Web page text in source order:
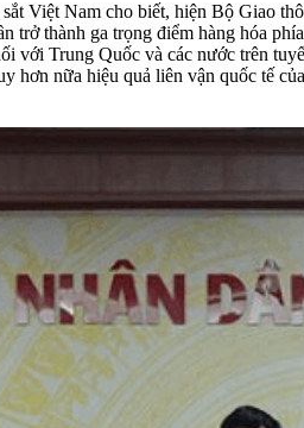
Việt Nam cho biết, hiện Bộ Giao
trở thành ga trọng điểm hàng hóa
với Trung Quốc và các nước trên
hơn nữa hiệu quả liên vận quốc tế